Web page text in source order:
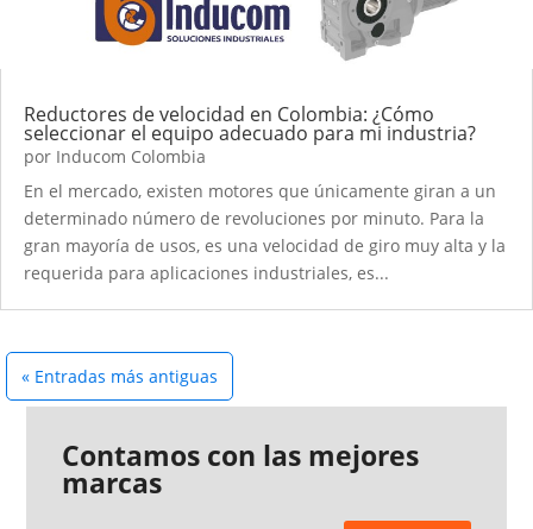
Reductores de velocidad en Colombia: ¿Cómo
seleccionar el equipo adecuado para mi industria?
por Inducom Colombia
En el mercado, existen motores que únicamente giran a un
determinado número de revoluciones por minuto. Para la
gran mayoría de usos, es una velocidad de giro muy alta y la
requerida para aplicaciones industriales, es...
« Entradas más antiguas
Contamos con las mejores
marcas